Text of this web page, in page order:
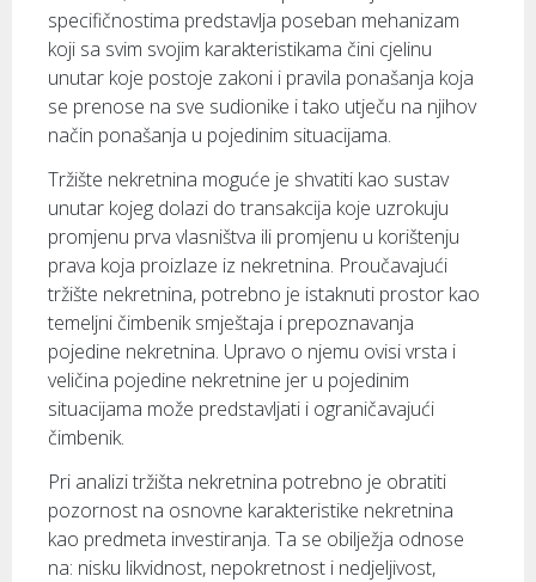
specifičnostima predstavlja poseban mehanizam
koji sa svim svojim karakteristikama čini cjelinu
unutar koje postoje zakoni i pravila ponašanja koja
se prenose na sve sudionike i tako utječu na njihov
način ponašanja u pojedinim situacijama.
Tržište nekretnina moguće je shvatiti kao sustav
unutar kojeg dolazi do transakcija koje uzrokuju
promjenu prva vlasništva ili promjenu u korištenju
prava koja proizlaze iz nekretnina. Proučavajući
tržište nekretnina, potrebno je istaknuti prostor kao
temeljni čimbenik smještaja i prepoznavanja
pojedine nekretnina. Upravo o njemu ovisi vrsta i
veličina pojedine nekretnine jer u pojedinim
situacijama može predstavljati i ograničavajući
čimbenik.
Pri analizi tržišta nekretnina potrebno je obratiti
pozornost na osnovne karakteristike nekretnina
kao predmeta investiranja. Ta se obilježja odnose
na: nisku likvidnost, nepokretnost i nedjeljivost,